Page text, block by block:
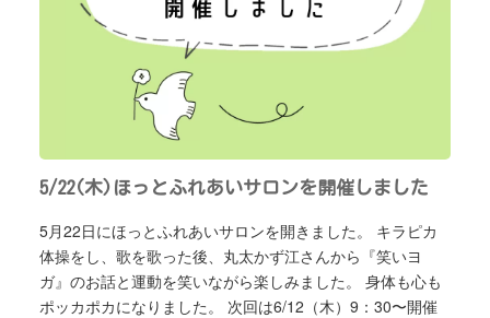
5/22(木)ほっとふれあいサロンを開催しました
5月22日にほっとふれあいサロンを開きました。 キラピカ
体操をし、歌を歌った後、丸太かず江さんから『笑いヨ
ガ』のお話と運動を笑いながら楽しみました。 身体も心も
ポッカポカになりました。 次回は6/12（木）9：30〜開催